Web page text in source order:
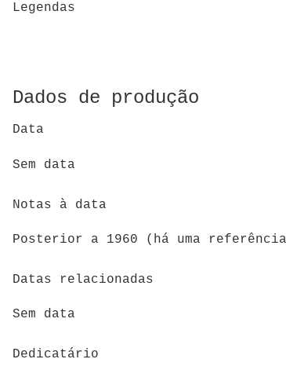
Legendas
Dados de produção
Data
Sem data
Notas à data
Posterior a 1960 (há uma
Datas relacionadas
Sem data
Dedicatário